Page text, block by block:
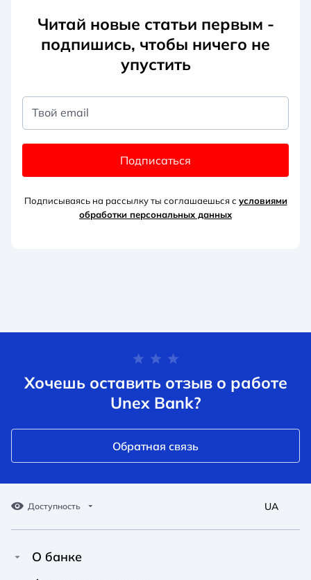
Читай новые статьи первым -
подпишись, чтобы ничего не
упустить
Твой email
Подписаться
Подписываясь на рассылку ты соглашаешься с условиями
обработки персональных данных
Хочешь оставить отзыв о работе
Unex Bank?
Обратная связь
Доступность UA
О банке